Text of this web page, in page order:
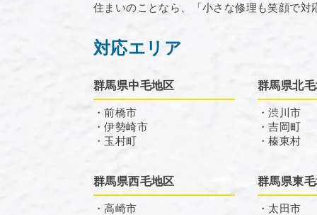
住まいのことなら、「小さな修理も笑顔で
対応エリア
群馬県中毛地区
・前橋市
・伊勢崎市
・玉村町
群馬県北
・渋川市
・吉岡町
・榛東村
群馬県西毛地区
・高崎市
群馬県東
・太田市